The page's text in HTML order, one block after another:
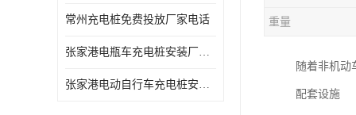
常州充电桩免费投放厂家电话
张家港电瓶车充电桩安装厂家电话
张家港电动自行车充电桩安装供货商
重量
随着非机动
配套设施